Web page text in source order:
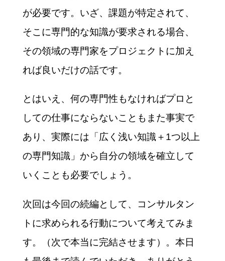
が必要です。いざ、課題が特定されて、
そこに専門的な知識が要求される場合、
その領域の専門家をプロジェクトに加え
れば良いだけの話です。
とはいえ、何の専門性もなければプロと
しての仕事にならないこともまた事実で
あり、実際には「広く浅い知識＋1つ以上
の専門知識」から自分の領域を確立して
いくことも必要でしょう。
次回は今回の続編として、コンサルタン
トに求められる行動について考えてみま
す。（次で本当に完結させます）。本日